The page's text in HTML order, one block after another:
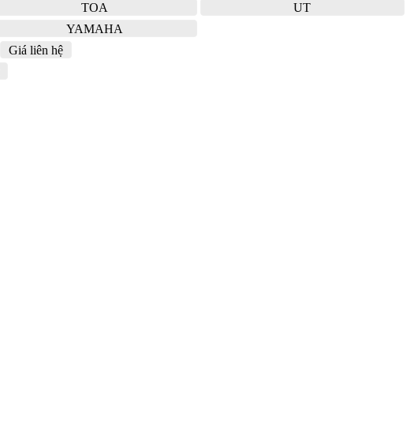
TOA
UT
YAMAHA
Giá liên hệ